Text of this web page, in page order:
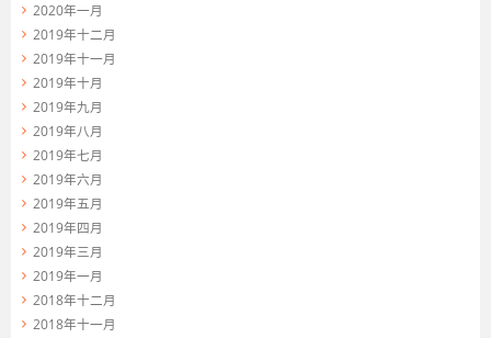
2020年一月
2019年十二月
2019年十一月
2019年十月
2019年九月
2019年八月
2019年七月
2019年六月
2019年五月
2019年四月
2019年三月
2019年一月
2018年十二月
2018年十一月